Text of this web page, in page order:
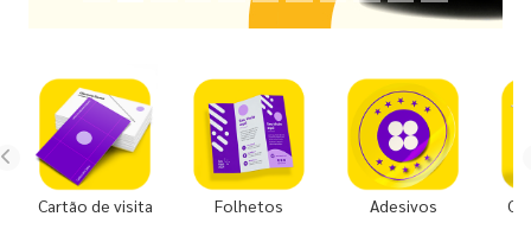
Cartão de visita Folhetos Adesivos